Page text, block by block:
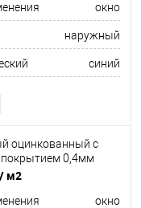
окно
наружный
синий
оцинкованный c
0,4мм
мм RAL 7022
/ м2
окно